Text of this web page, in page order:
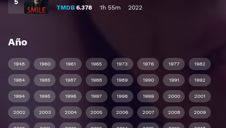
TMDB 6.378 1h 55m 2022
Año
1948 1960 1961 1965 1973 1976 1977 1982
1984 1985 1987 1988 1989 1990 1991 1992
1994 1995 1996 1997 1998 1999 2000 2001
2002 2003 2004 2005 2006 2007 2008 2009